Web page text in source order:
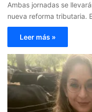
Ambas jornadas se
nueva reforma tributaria.
Leer más »